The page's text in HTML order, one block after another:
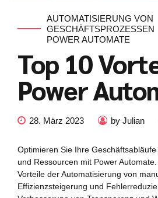
AUTOMATISIERUNG VON
GESCHÄFTSPROZESSEN
POWER AUTOMATE
Top 10
Power
28. März 2023 by Julian
Optimieren Sie Ihre
und Ressourcen mit Power
Vorteile der Automatisierung von
Effizienzsteigerung und
SEHR